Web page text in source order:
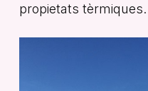
propietats tèrmiques.